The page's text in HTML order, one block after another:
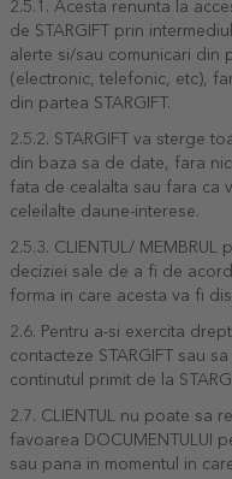
2.5.1. Acesta renunta la
de STARGIFT prin
alerte si/sau comunicari din
(electronic, telefonic, etc),
din partea STARGIFT.
2.5.2. STARGIFT va sterge
din baza sa de date, fara
fata de cealalta sau fara ca
celeilalte daune-interese.
2.5.3. CLIENTUL/
deciziei sale de a fi de
forma in care acesta va fi
2.6. Pentru a-si exercita
contacteze STARGIFT sau
continutul primit de la
2.7. CLIENTUL nu poate sa
favoarea DOCUMENTULUI
sau pana in momentul in